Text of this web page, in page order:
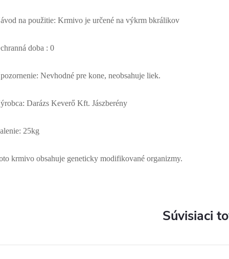
na použitie: Krmivo je určené na výkrm bkrálikov
doba : 0
Nevhodné pre kone, neobsahuje liek.
Darázs Keverő Kft. Jászberény
25kg
krmivo obsahuje geneticky modifikované organizmy.
Súvisiaci